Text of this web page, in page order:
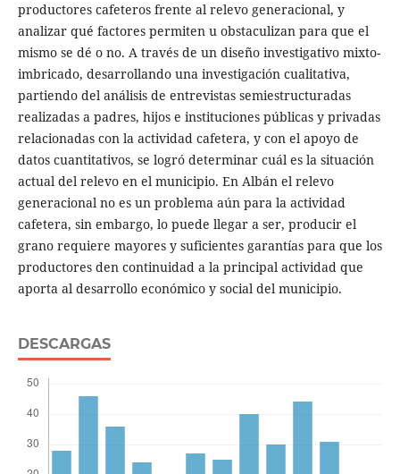
productores cafeteros frente al relevo generacional, y
analizar qué factores permiten u obstaculizan para que el
mismo se dé o no. A través de un diseño investigativo mixto-
imbricado, desarrollando una investigación cualitativa,
partiendo del análisis de entrevistas semiestructuradas
realizadas a padres, hijos e instituciones públicas y privadas
relacionadas con la actividad cafetera, y con el apoyo de
datos cuantitativos, se logró determinar cuál es la situación
actual del relevo en el municipio. En Albán el relevo
generacional no es un problema aún para la actividad
cafetera, sin embargo, lo puede llegar a ser, producir el
grano requiere mayores y suficientes garantías para que los
productores den continuidad a la principal actividad que
aporta al desarrollo económico y social del municipio.
DESCARGAS